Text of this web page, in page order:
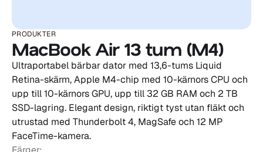
PRODUKTER
MacBook Air 13 tum (M4)
Ultraportabel bärbar dator med 13,6-tums Liquid
Retina-skärm, Apple M4-chip med 10-kärnors CPU och
upp till 10-kärnors GPU, upp till 32 GB RAM och 2 TB
SSD-lagring. Elegant design, riktigt tyst utan fläkt och
utrustad med Thunderbolt 4, MagSafe och 12 MP
FaceTime-kamera.